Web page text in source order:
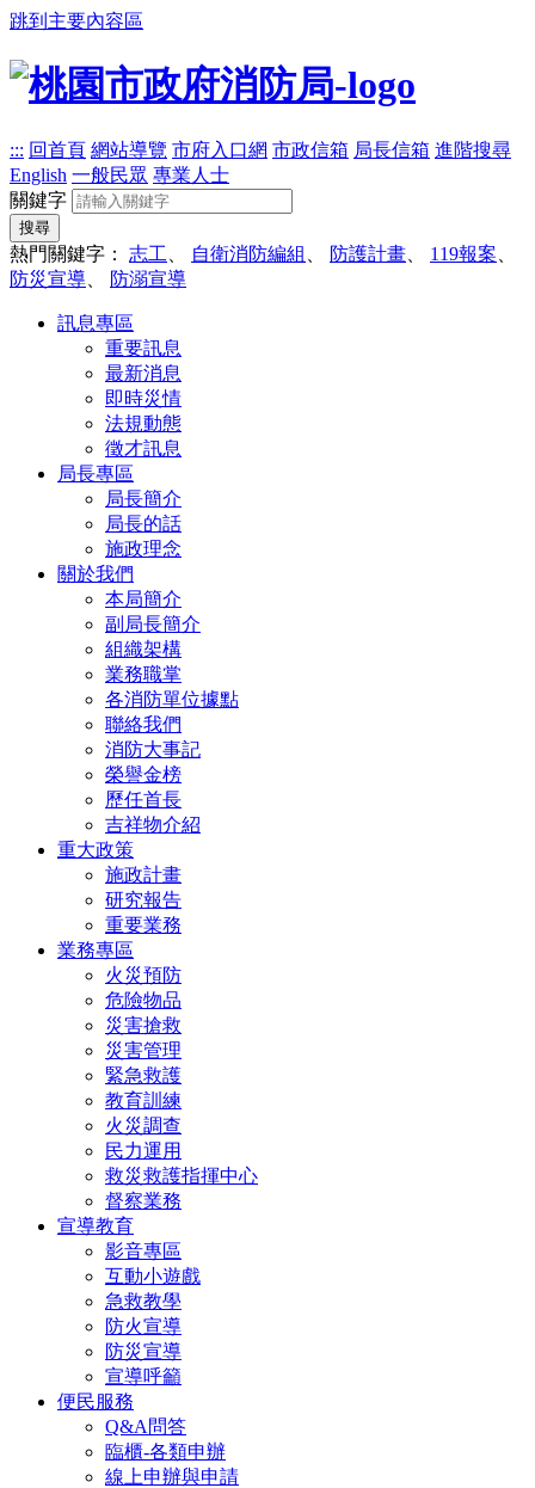
跳到主要內容區
::: 回首頁 網站導覽 市府入口網 市政信箱 局長信箱 進階搜尋
English 一般民眾 專業人士
關鍵字
搜尋
熱門關鍵字： 志工 自衛消防編組 防護計畫 119報案
防災宣導
防溺宣導
訊息專區
重要訊息
最新消息
即時災情
法規動態
徵才訊息
局長專區
局長簡介
局長的話
施政理念
關於我們
本局簡介
副局長簡介
組織架構
業務職掌
各消防單位據點
聯絡我們
消防大事記
榮譽金榜
歷任首長
吉祥物介紹
重大政策
施政計畫
研究報告
重要業務
業務專區
火災預防
危險物品
災害搶救
災害管理
緊急救護
教育訓練
火災調查
民力運用
救災救護指揮中心
督察業務
宣導教育
影音專區
互動小遊戲
急救教學
防火宣導
防災宣導
宣導呼籲
便民服務
Q&A問答
臨櫃-各類申辦
線上申辦與申請